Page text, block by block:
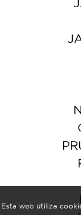
Esta web utiliza